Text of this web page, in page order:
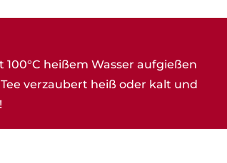
heißem Wasser aufgießen
verzaubert heiß oder kalt und